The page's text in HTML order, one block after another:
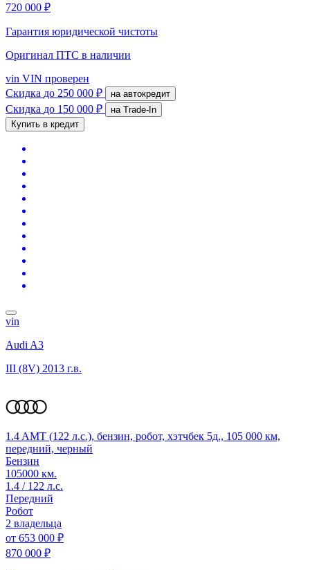
720 000 ₽
Гарантия юридической чистоты
Оригинал ПТС в наличии
vin VIN проверен
Скидка до 250 000 ₽ на автокредит
Скидка до 150 000 ₽
на Trade-In
Купить в кредит
vin
Audi A3
III (8V) 2013 г.в.
1.4 AMT (122 л.с.), бензин, робот, хэтчбек 5д., 105 000 км,
передний, черный
Бензин
105000 км.
1.4 / 122 л.с.
Передний
Робот
2 владельца
от 653 000 ₽
870 000 ₽